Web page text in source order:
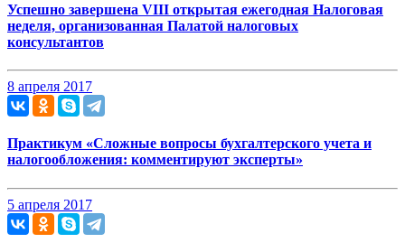
Успешно завершена VIII открытая ежегодная Налоговая
неделя, организованная Палатой налоговых
консультантов
8 апреля 2017
Практикум «Сложные вопросы бухгалтерского учета и
налогообложения: комментируют эксперты»
5 апреля 2017